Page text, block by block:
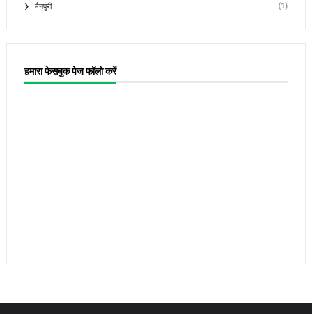
मैनपुरी (1)
हमारा फेसबुक पेज फॉलो करें